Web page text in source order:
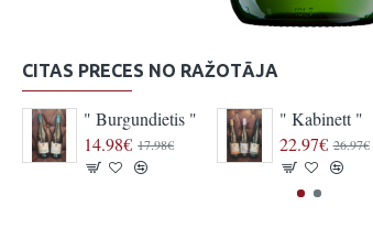
CITAS PRECES NO RAŽOTĀJA
" Burgundietis "
14.98€ 17.98€
" Kabinett "
22.97€ 26.97€